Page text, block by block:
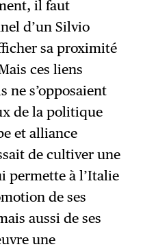
il faut
d’un Silvio
sa proximité
ces liens
ne s’opposaient
de la politique
et alliance
de cultiver une
permette à l’Italie
de ses
aussi de ses
une